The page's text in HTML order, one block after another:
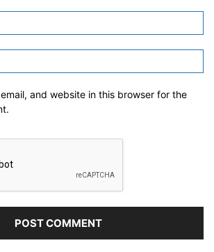
and website in this browser for the